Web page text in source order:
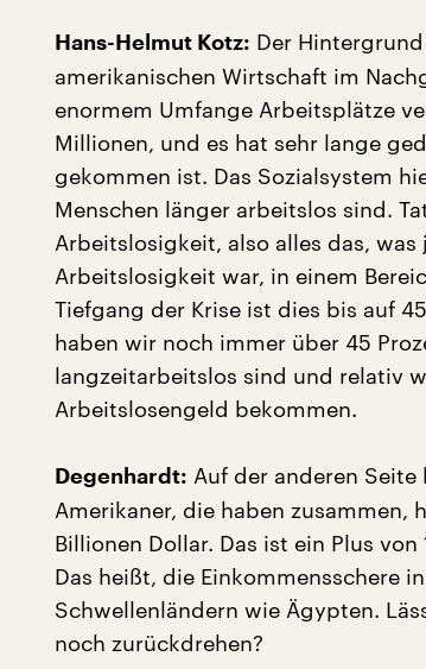
Hans-Helmut Kotz: Der
amerikanischen Wirtschaft im
enormem Umfange Arbeitsplätze
Millionen, und es hat sehr lange
gekommen ist. Das Sozialsystem
Menschen länger arbeitslos sind.
Arbeitslosigkeit, also alles das, was
Arbeitslosigkeit war, in einem
Tiefgang der Krise ist dies bis auf
haben wir noch immer über 45
langzeitarbeitslos sind und relativ
Arbeitslosengeld bekommen.
Degenhardt: Auf der anderen
Amerikaner, die haben zusammen,
Billionen Dollar. Das ist ein Plus
Das heißt, die Einkommensschere
Schwellenländern wie Ägypten.
noch zurückdrehen?